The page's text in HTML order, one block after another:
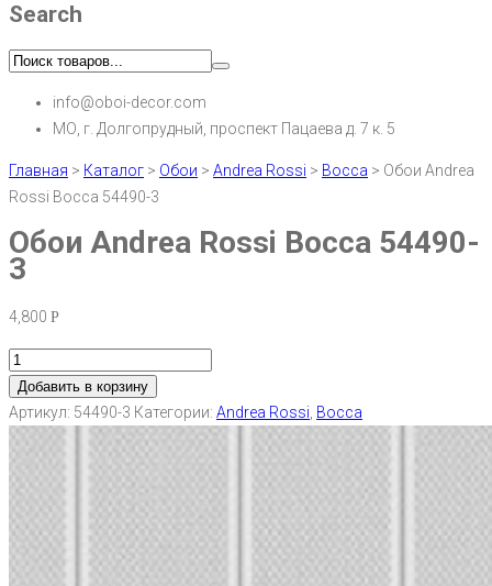
Search
info@oboi-decor.com
МО, г. Долгопрудный, проспект Пацаева д. 7 к. 5
Главная > Каталог > Обои > Andrea Rossi > Bocca > Обои Andrea
Rossi Bocca 54490-3
Обои Andrea Rossi Bocca 54490-
3
4,800 Р
Добавить в корзину
Артикул: 54490-3 Категории: Andrea Rossi Bocca